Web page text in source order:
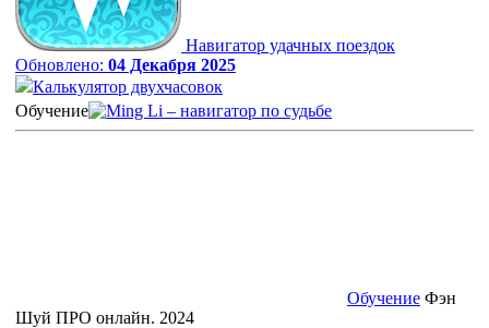
Навигатор удачных поездок
Обновлено: 04 Декабря 2025
Калькулятор двухчасовок
Обучение
Обучение Фэн
Шуй ПРО онлайн. 2024